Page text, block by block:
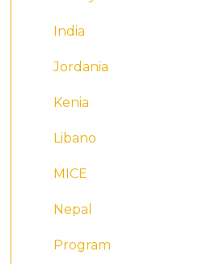
India
Jordania
Kenia
Libano
MICE
Nepal
Program